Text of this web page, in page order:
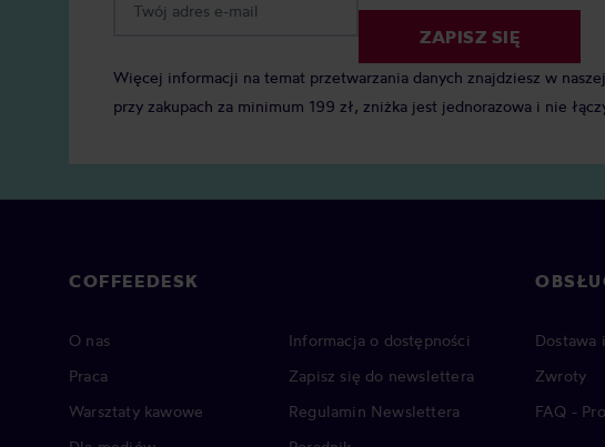
ZAPISZ SIĘ
Więcej informacji na temat przetwarzania danych znajdziesz w naszej
przy zakupach za minimum 199 zł, zniżka jest jednorazowa i nie
COFFEEDESK
O nas
Praca
Warsztaty kawowe
Informacja o dostępności
Zapisz się do newslettera
Regulamin Newslettera
Dostawa
Zwroty
FAQ -